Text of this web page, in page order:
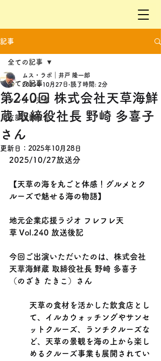
記事
全ての記事
フレフレ天草
支部活動報告
全ての記事
第240回 株式会社天草海鮮
蔵 取締役社長 野崎 多喜子
さん
ムス・ラボ｜井戸 隆一郎
2025年10月27日 読了時間: 2分
更新日： 2025年10月28日
2025/10/27放送分
【天草の海を丸ごと体感！グルメとク
ルーズで魅せる海の物語】
地元企業応援ラジオ フレフレ天
草 Vol.240 放送後記
今回ご出演いただいたのは、株式会社
天草海鮮蔵 取締役社長 野崎 多喜子
（のざき たきこ）さん
天草の食材を活かした飲食店とし
て、イルカウォッチングやサンセ
ットクルーズ、ランチクルーズな
ど、天草の景観を海の上から楽し
めるクルーズ事業も展開されてい